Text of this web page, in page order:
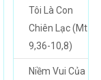
Tôi Là Con
Chiên Lạc (Mt
9,36-10,8)
Niềm Vui Của